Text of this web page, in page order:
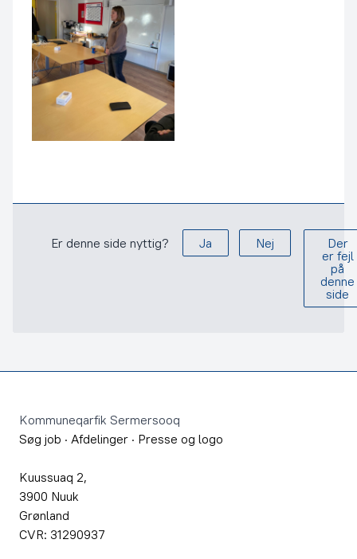
Er denne side nyttig? Ja Nej
Der
er fejl
på
denne
side
Kommuneqarfik Sermersooq
Søg job · Afdelinger · Presse og logo
Kuussuaq 2,
3900 Nuuk
Grønland
CVR: 31290937